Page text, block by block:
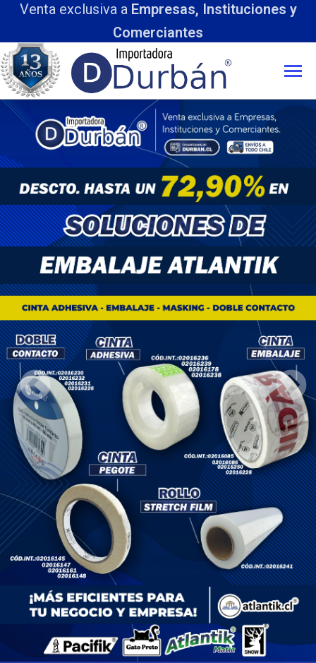
Venta exclusiva a Empresas, Instituciones y
Comerciantes